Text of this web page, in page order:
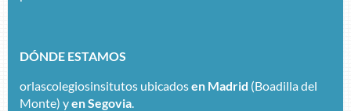
DÓNDE ESTAMOS
orlascolegiosinsitutos ubicadosen Madrid (Boadilla del
Monte) yen Segovia